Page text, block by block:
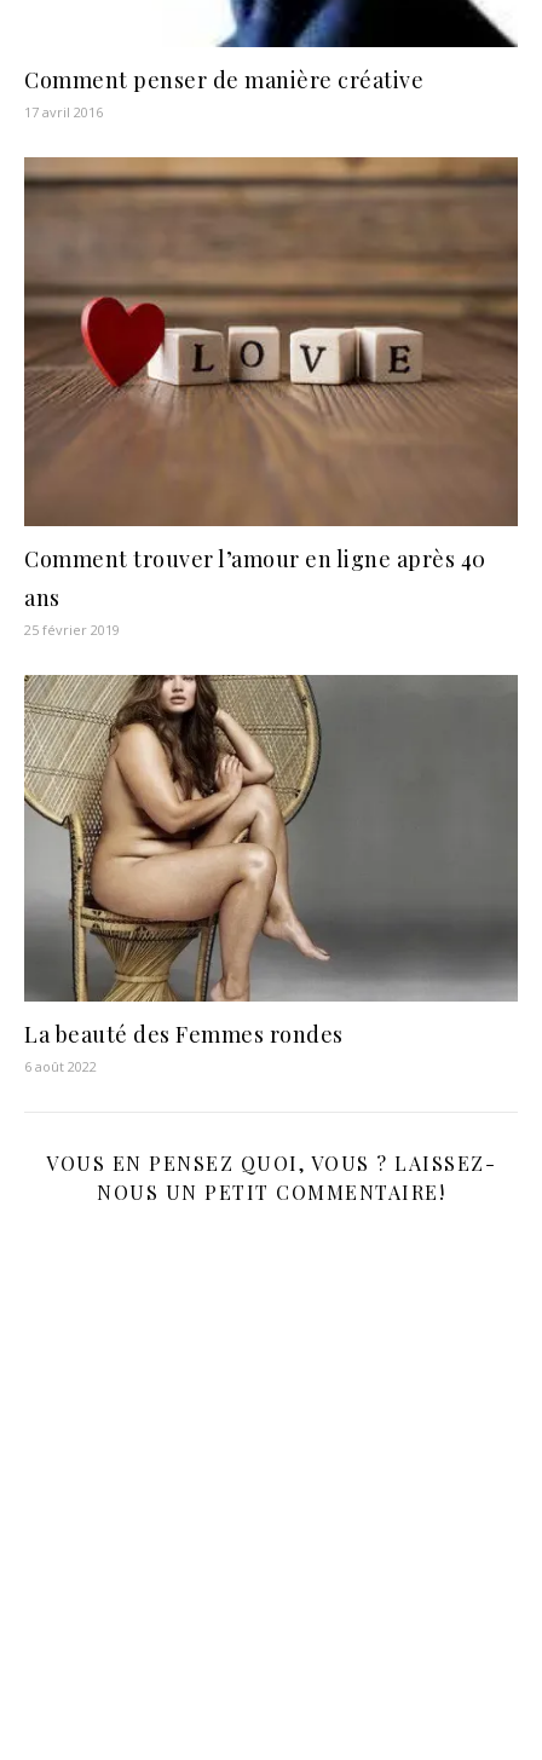
Comment penser de manière créative
17 avril 2016
Comment trouver l’amour en ligne après 40
ans
25 février 2019
La beauté des Femmes rondes
6 août 2022
VOUS EN PENSEZ QUOI, VOUS ? LAISSEZ-
NOUS UN PETIT COMMENTAIRE!